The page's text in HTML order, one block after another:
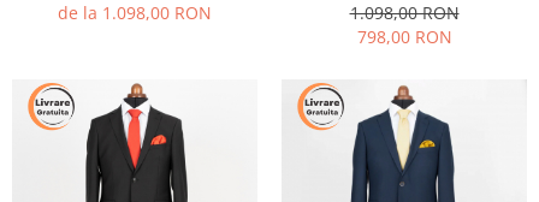
de la 1.098,00 RON
1.098,00 RON
798,00 RON